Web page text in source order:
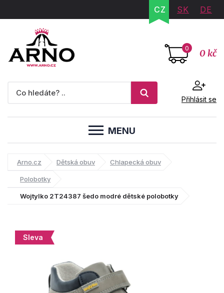
CZ SK DE
0 0 kč
Přihlásit se
MENU
Arno.cz Dětská obuv Chlapecká obuv
Polobotky
Wojtylko 2T24387 šedo modré dětské polobotky
Sleva